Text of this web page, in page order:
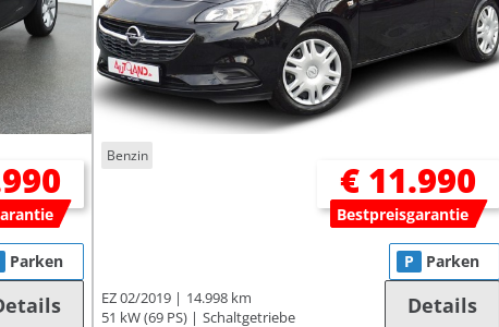
Parken
Benzin
€ 11.990
Bestpreisgarantie
EZ 02/2019
14.998 km
51 kW (69 PS)
Schaltgetriebe
P Parken
Details